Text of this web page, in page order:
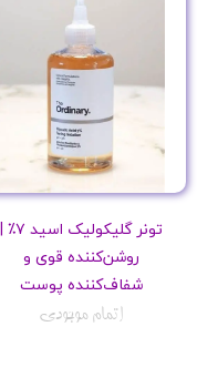
تونر گلیکولیک اسید ۷٪ |
روشن‌کننده قوی و
شفاف‌کننده پوست
اتمام موجودی